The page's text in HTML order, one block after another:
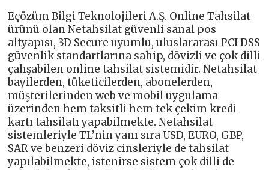
Eçözüm Bilgi Teknolojileri A.Ş. Online Tahsilat
ürünü olan Netahsilat güvenli sanal pos
altyapısı, 3D Secure uyumlu, uluslararası PCI DSS
güvenlik standartlarına sahip, dövizli ve çok dilli
çalışabilen online tahsilat sistemidir. Netahsilat
bayilerden, tüketicilerden, abonelerden,
müşterilerinden web ve mobil uygulama
üzerinden hem taksitli hem tek çekim kredi
kartı tahsilatı yapabilmekte. Netahsilat
sistemleriyle TL’nin yanı sıra USD, EURO, GBP,
SAR ve benzeri döviz cinsleriyle de tahsilat
yapılabilmekte, istenirse sistem çok dilli de